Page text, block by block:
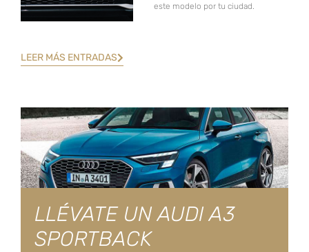
este modelo por tu ciudad.
LEER MÁS ENTRADAS
LLÉVATE UN AUDI A3
SPORTBACK